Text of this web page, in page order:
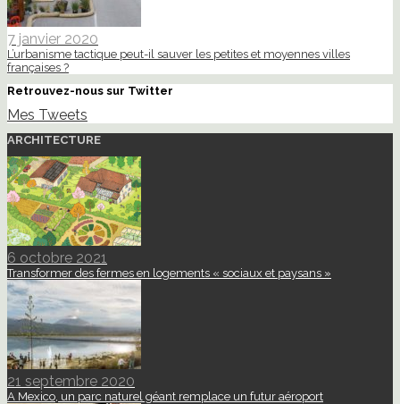
7 janvier 2020
L’urbanisme tactique peut-il sauver les petites et moyennes villes
françaises ?
Retrouvez-nous sur Twitter
Mes Tweets
ARCHITECTURE
6 octobre 2021
Transformer des fermes en logements « sociaux et paysans »
21 septembre 2020
A Mexico, un parc naturel géant remplace un futur aéroport